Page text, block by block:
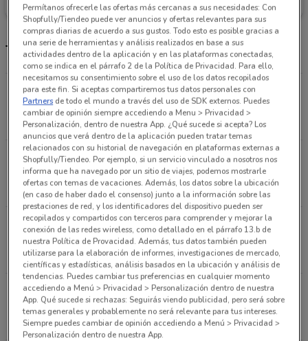
Caduca Miércoles 4.4 km
Tiendas La Comer más cercanas
Blvd. Manuel Ávila Camacho # 3228 mz. 1 Col.
Ciudad Satélite Naucalpan (méxico)
4.4 km
ABIERTO
Lago Xochimilco # 343, esq. Lago Alberto Col.
Anáhuac Miguel Hidalgo
5.3 km
ABIERTO
Circuito Médicos # 35, esq. Ángel Gabino Cd.
Satélite Naucalpan (méxico)
5.5 km
ABIERTO
Nogal # 212, esq. Carpio Col. Sta. María La Ribera
Buenavista (cuauhtémoc)
6.5 km
ABIERTO
Permítanos ofrecerle las ofertas más cercanas a sus necesidades: Con
Shopfully/Tiendeo puede ver anuncios y ofertas relevantes para sus
compras diarias de acuerdo a sus gustos. Todo esto es posible gracias a
una serie de herramientas y análisis realizados en base a sus
actividades dentro de la aplicación y en las plataformas conectadas,
como se indica en el párrafo 2 de la Política de Privacidad. Para ello,
necesitamos su consentimiento sobre el uso de los datos recopilados
para este fin. Si aceptas compartiremos tus datos personales con
Partners de todo el mundo a través del uso de SDK externos. Puedes
cambiar de opinión siempre accediendo a Menu > Privacidad >
Personalización, dentro de nuestra App. ¿Qué sucede si acepta? Los
anuncios que verá dentro de la aplicación pueden tratar temas
relacionados con su historial de navegación en plataformas externas a
Shopfully/Tiendeo. Por ejemplo, si un servicio vinculado a nosotros nos
informa que ha navegado por un sitio de viajes, podemos mostrarle
ofertas con temas de vacaciones. Además, los datos sobre la ubicación
(en caso de haber dado el consenso) junto a la información sobre las
prestaciones de red, y los identificadores del dispositivo pueden ser
recopilados y compartidos con terceros para comprender y mejorar la
conexión de las redes wireless, como detallado en el párrafo 13.b de
nuestra Política de Provacidad. Además, tus datos también pueden
utilizarse para la elaboración de informes, investigaciones de mercado,
científicas y estadísticas, análisis basados en la ubicación y análisis de
tendencias. Puedes cambiar tus preferencias en cualquier momento
accediendo a Menú > Privacidad > Personalización dentro de nuestra
App. Qué sucede si rechazas: Seguirás viendo publicidad, pero será sobre
temas generales y probablemente no será relevante para tus intereses.
Siempre puedes cambiar de opinión accediendo a Menú > Privacidad >
Personalización dentro de nuestra App.